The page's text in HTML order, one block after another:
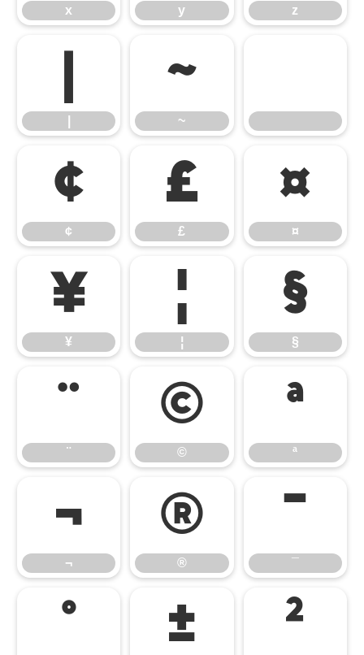
x y z
~
~
¢
¢
£
£
¤
¤
¥
¥
¦
¦
§
§
¨
¨
©
©
ª
ª
¬
¬
®
®
¯
¯
° ± ²